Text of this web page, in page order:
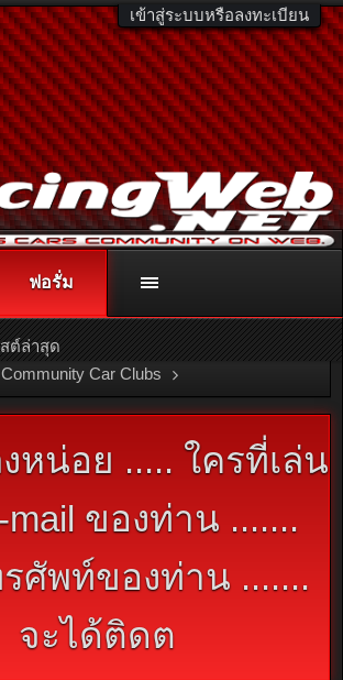
เข้าสู่ระบบหรือลงทะเบียน
racingweb@gmail.comหรือโทร. 081-811-1138
านรายละเอียดเพิ่มเติม คลิกที่นี่
Community Car Clubs
Sigma Club
หน่อย ..... ใครที่เล่น
mail ของท่าน .......
รศัพท์ของท่าน .......
จะได้ติดต
ฟอรั่ม
ต์ล่าสุด